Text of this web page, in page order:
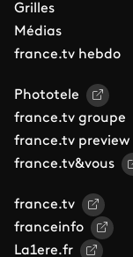
Grilles
Médias
france.tv hebdo
Phototele
france.tv groupe
france.tv preview
france.tv&vous
france.tv
franceinfo
La1ere.fr